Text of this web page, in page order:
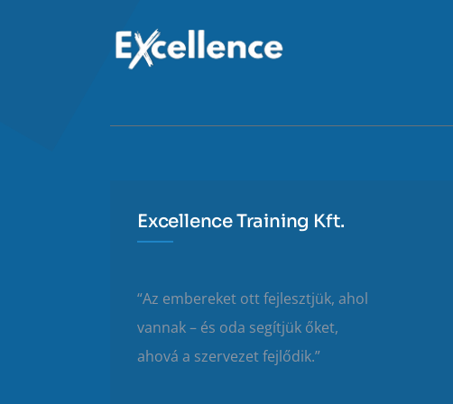
Excellence Training Kft.
“Az embereket ott fejlesztjük, ahol
vannak – és oda segítjük őket,
ahová a szervezet fejlődik.”